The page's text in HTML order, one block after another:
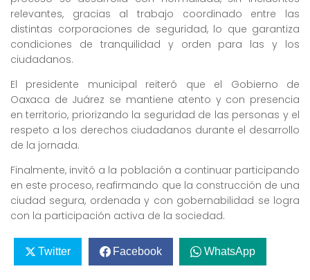
relevantes, gracias al trabajo coordinado entre las
distintas corporaciones de seguridad, lo que garantiza
condiciones de tranquilidad y orden para las y los
ciudadanos.
El presidente municipal reiteró que el Gobierno de
Oaxaca de Juárez se mantiene atento y con presencia
en territorio, priorizando la seguridad de las personas y el
respeto a los derechos ciudadanos durante el desarrollo
de la jornada.
Finalmente, invitó a la población a continuar participando
en este proceso, reafirmando que la construcción de una
ciudad segura, ordenada y con gobernabilidad se logra
con la participación activa de la sociedad.
Twitter Facebook WhatsApp